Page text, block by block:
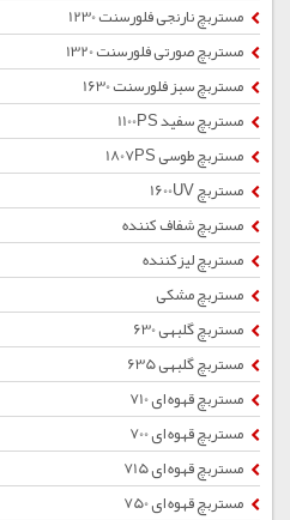
مستربچ نارنجی فلورسنت 1230
مستربچ صورتی فلورسنت 1320
مستربچ سبز فلورسنت 1630
مستربچ سفید 1100PS
مستربچ طوسی 1807PS
مستربچ 1600UV
مستربچ شفاف کننده
مستربچ لیزکننده
مستربچ مشکی
مستربچ گلبهی 630
مستربچ گلبهی 635
مستربچ قهوه ای 710
مستربچ قهوه ای 700
مستربچ قهوه ای 715
مستربچ قهوه ای 750